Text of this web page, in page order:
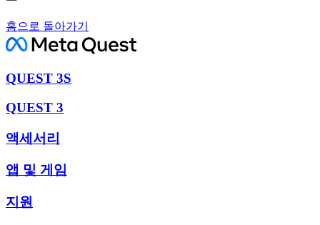
홈으로 돌아가기
QUEST 3S
QUEST 3
액세서리
앱 및 게임
지원